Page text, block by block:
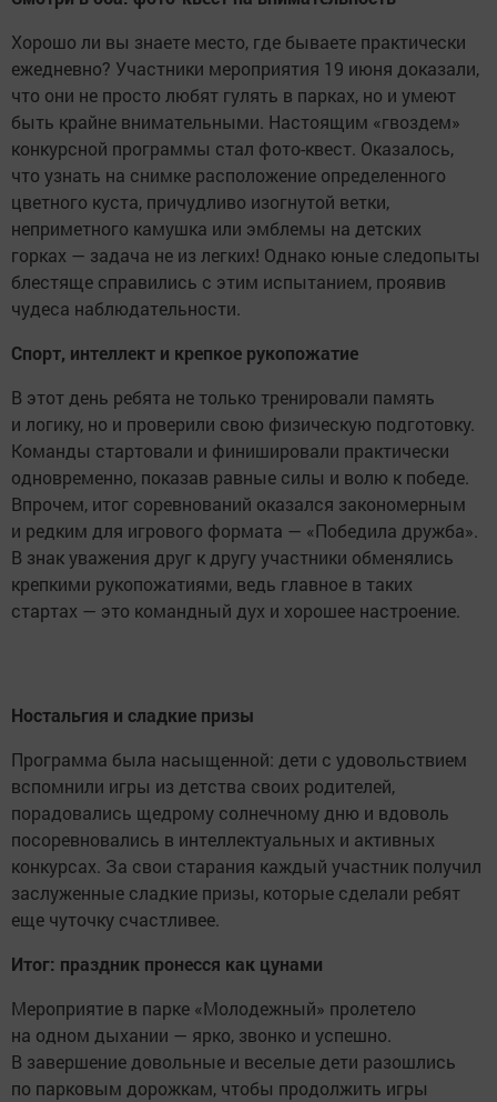
Хорошо ли вы знаете место, где бываете практически
ежедневно? Участники мероприятия 19 июня доказали,
что они не просто любят гулять в парках, но и умеют
быть крайне внимательными. Настоящим «гвоздем»
конкурсной программы стал фото-квест. Оказалось,
что узнать на снимке расположение определенного
цветного куста, причудливо изогнутой ветки,
неприметного камушка или эмблемы на детских
горках — задача не из легких! Однако юные следопыты
блестяще справились с этим испытанием, проявив
чудеса наблюдательности.
Спорт, интеллект и крепкое рукопожатие
В этот день ребята не только тренировали память
и логику, но и проверили свою физическую подготовку.
Команды стартовали и финишировали практически
одновременно, показав равные силы и волю к победе.
Впрочем, итог соревнований оказался закономерным
и редким для игрового формата — «Победила дружба».
В знак уважения друг к другу участники обменялись
крепкими рукопожатиями, ведь главное в таких
стартах — это командный дух и хорошее настроение.
Ностальгия и сладкие призы
Программа была насыщенной: дети с удовольствием
вспомнили игры из детства своих родителей,
порадовались щедрому солнечному дню и вдоволь
посоревновались в интеллектуальных и активных
конкурсах. За свои старания каждый участник получил
заслуженные сладкие призы, которые сделали ребят
еще чуточку счастливее.
Итог: праздник пронесся как цунами
Мероприятие в парке «Молодежный» пролетело
на одном дыхании — ярко, звонко и успешно.
В завершение довольные и веселые дети разошлись
по парковым дорожкам, чтобы продолжить игры